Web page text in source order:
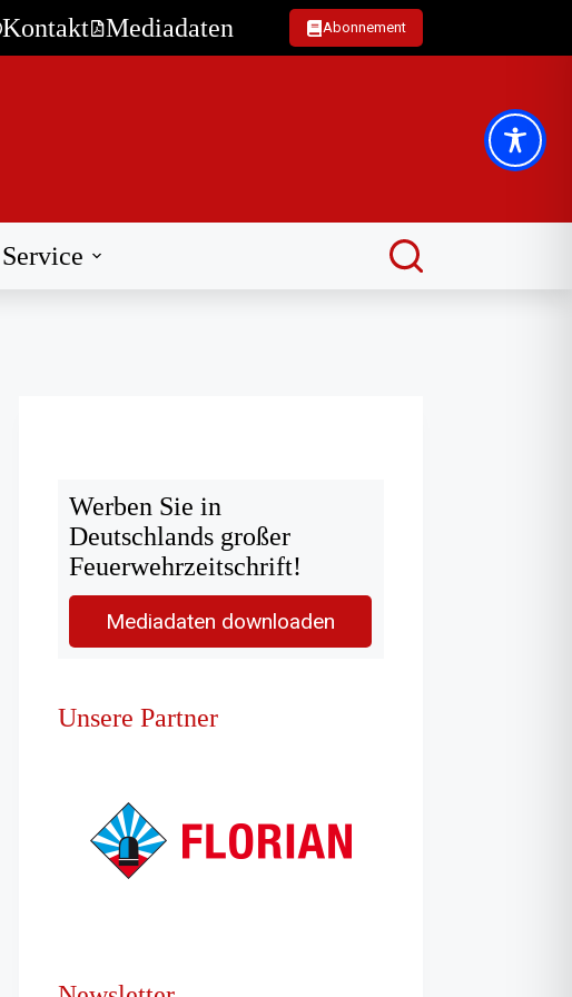
Kontakt Mediadaten Abonnement
Service
Werben Sie in
Deutschlands großer
Feuerwehrzeitschrift!
Mediadaten downloaden
Unsere Partner